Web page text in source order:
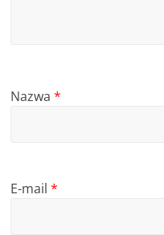
Nazwa*
E-mail*